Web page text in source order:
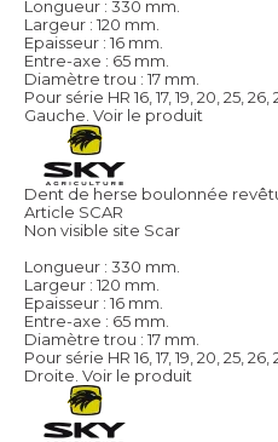
Longueur : 330 mm.
Largeur : 120 mm.
Epaisseur : 16 mm.
Entre-axe : 65 mm.
Diamètre trou : 17 mm.
Pour série HR 16, 17, 19, 20, 25, 26,
Gauche. Voir le produit
Dent de herse boulonnée
Article SCAR
Non visible site Scar
Longueur : 330 mm.
Largeur : 120 mm.
Epaisseur : 16 mm.
Entre-axe : 65 mm.
Diamètre trou : 17 mm.
Pour série HR 16, 17, 19, 20, 25, 26,
Droite. Voir le produit